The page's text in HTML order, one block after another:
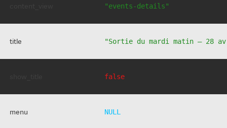
"events-details"
title "Sortie du mardi matin – 28
false
menu NULL